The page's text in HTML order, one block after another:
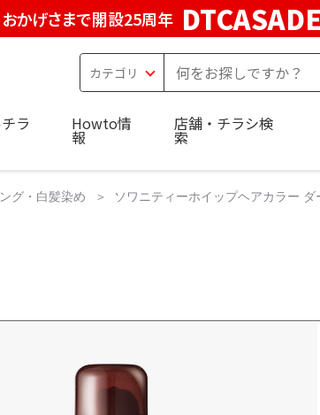
おかげさまで開設25周年
ラ Howto情
報
店舗・チラシ検
索
グ・白髪染め ソワニティーホイップヘアカラー